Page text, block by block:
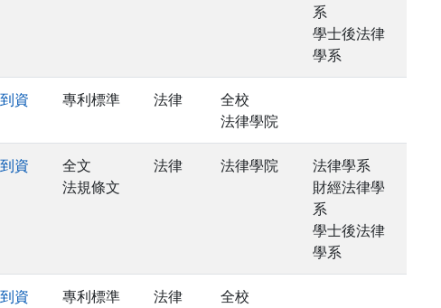
系
學士後法律
學系
資
專利標準 法律
全校
法律學院
資
全文
法規條文
法律 法律學院
法律學系
財經法律學
系
學士後法律
學系
資
專利標準 法律
全校